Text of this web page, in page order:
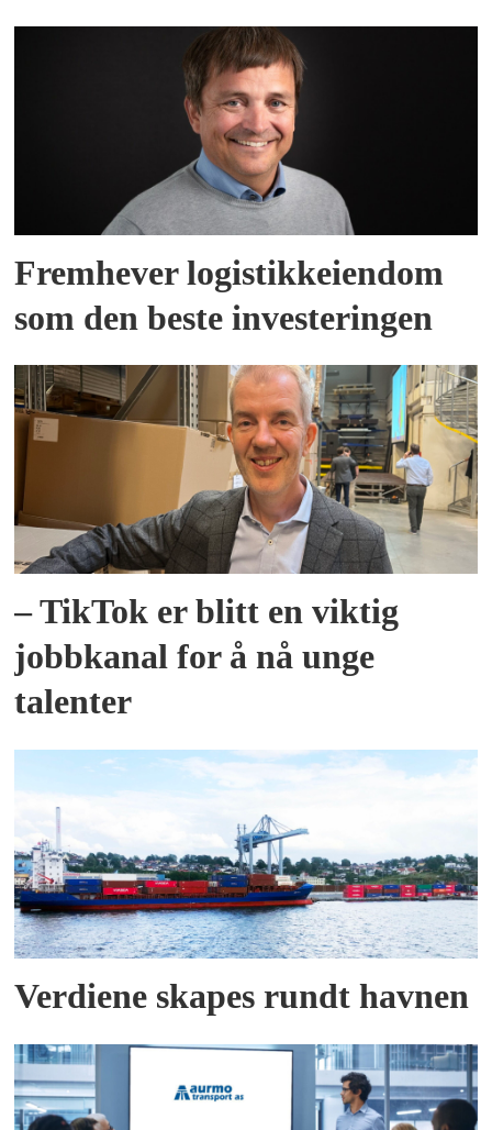
Fremhever logistikkeiendom
som den beste investeringen
– TikTok er blitt en viktig
jobbkanal for å nå unge
talenter
Verdiene skapes rundt havnen